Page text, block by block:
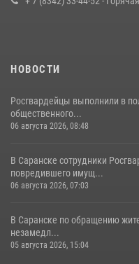
23 июля 2026, 11:54 4
НОВОСТИ
Росгвардейцы выполнили в
общественного...
06 августа 2026, 08:48
В Саранске сотрудники
повредившего имущ...
06 августа 2026, 07:03
В Саранске по обращению
незамедл...
05 августа 2026, 15:04